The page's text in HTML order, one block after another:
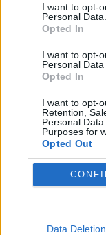
I want to opt-
Personal Data.
Opted In
I want to opt-
Personal Data
Opted In
I want to opt-
Retention,
Personal
Purposes for
Opted Out
Data Deletion
και